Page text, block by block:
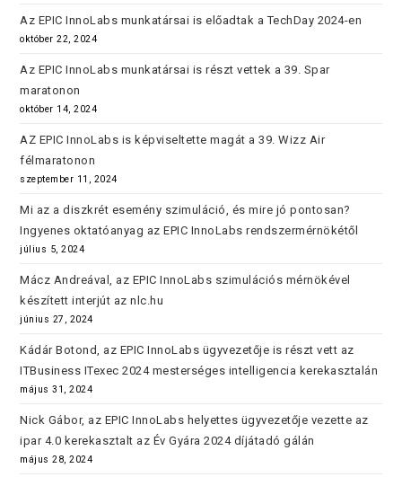
Az EPIC InnoLabs munkatársai is előadtak a TechDay 2024-en
október 22, 2024
Az EPIC InnoLabs munkatársai is részt vettek a 39. Spar
maratonon
október 14, 2024
AZ EPIC InnoLabs is képviseltette magát a 39. Wizz Air
félmaratonon
szeptember 11, 2024
Mi az a diszkrét esemény szimuláció, és mire jó pontosan?
Ingyenes oktatóanyag az EPIC InnoLabs rendszermérnökétől
július 5, 2024
Mácz Andreával, az EPIC InnoLabs szimulációs mérnökével
készített interjút az nlc.hu
június 27, 2024
Kádár Botond, az EPIC InnoLabs ügyvezetője is részt vett az
ITBusiness ITexec 2024 mesterséges intelligencia kerekasztalán
május 31, 2024
Nick Gábor, az EPIC InnoLabs helyettes ügyvezetője vezette az
ipar 4.0 kerekasztalt az Év Gyára 2024 díjátadó gálán
május 28, 2024